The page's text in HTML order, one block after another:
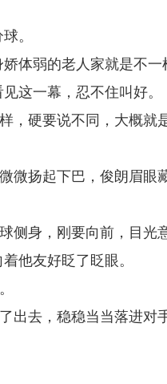
。
体弱的老人家就是不一
这一幕，忍不住叫好。
，硬要说不同，大概
微扬起下巴，俊朗眉眼
侧身，刚要向前，目光
他友好眨了眨眼。
出去，稳稳当当落进对